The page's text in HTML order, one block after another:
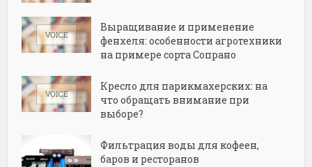
Выращивание и применение
фенхеля: особенности агротехники
на примере сорта Сопрано
Кресло для парикмахерских: на
что обращать внимание при
выборе?
Фильтрация воды для кофеен,
баров и ресторанов